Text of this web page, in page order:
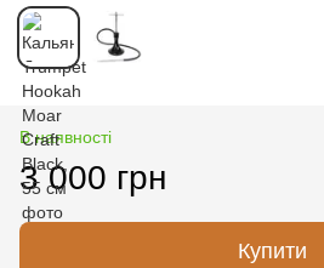
В наявності
3 000 грн
Купити